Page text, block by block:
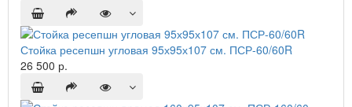
Стойка ресепшн угловая 95х95х107 см. ПСР-60/60R
26 500 р.